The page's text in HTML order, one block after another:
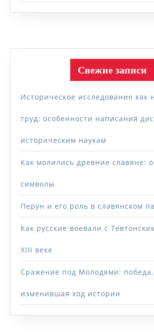
Свежие записи
Историческое исследование как
труд: особенности написания
историческим наукам
Как молились древние славяне:
символы
Перун и его роль в славянском
Как русские воевали с
XIII веке
Сражение под Молодями: победа,
изменившая ход истории